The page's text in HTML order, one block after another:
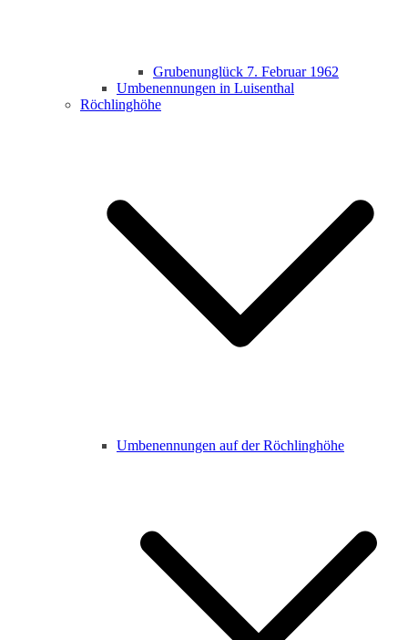
Grubenunglück 7. Februar 1962
Umbenennungen in Luisenthal
Röchlinghöhe
Umbenennungen auf der Röchlinghöhe